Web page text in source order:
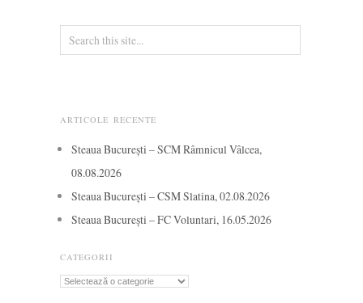
ARTICOLE RECENTE
Steaua București – SCM Râmnicul Vâlcea,
08.08.2026
Steaua București – CSM Slatina, 02.08.2026
Steaua București – FC Voluntari, 16.05.2026
CATEGORII
Categorii